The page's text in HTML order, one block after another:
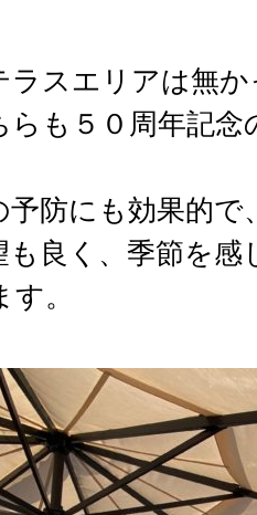
ラスエリアは無
らも５０周年記
予防にも効果的
も良く、季節を
。